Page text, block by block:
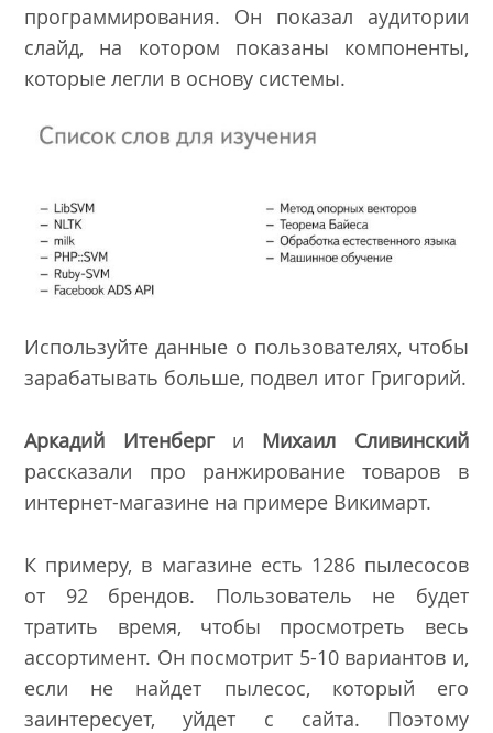
программирования. Он показал аудитории
слайд, на котором показаны компоненты,
которые легли в основу системы.
Используйте данные о пользователях, чтобы
зарабатывать больше, подвел итог Григорий.
Аркадий Итенберги Михаил Сливинский
рассказали про ранжирование товаров в
интернет-магазине на примере Викимарт.
К примеру, в магазине есть 1286 пылесосов
от 92 брендов. Пользователь не будет
тратить время, чтобы просмотреть весь
ассортимент. Он посмотрит 5-10 вариантов и,
если не найдет пылесос, который его
заинтересует, уйдет с сайта. Поэтому